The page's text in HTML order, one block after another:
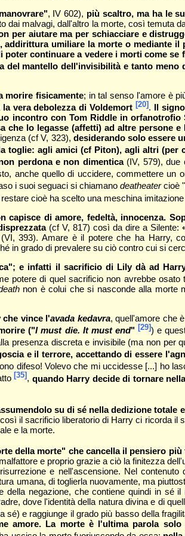
, IV 602), più scaltro, ma ha le
dai malvagi, dall'altro la morte, così temuta
per aiutare ma per schiacciare e
umiliare la morte o mediante il
continuare a vedere i morti come
del mantello dell'invisibilità e tanto
morire fisicamente; in tal senso l'amore è
vera debolezza di Voldemort [20] . Il
incontro con Tom Riddle in
che lo legasse (affetti) ad altre persone
(cf V, 323), desiderando solo essere
toglie: agli amici (cf Piton), agli altri (per
perdona e non dimentica(IV, 579), due
anche quello di uccidere, commettere un
i suoi seguaci si chiamanodeatheatercioè
cioè ha scelto una meschina
di amore, fedeltà, innocenza.
(cf V, 817) così da dire a Silente:
393). Amare è il potere che ha Harry,
in grado di prevalere su ciò contro cui si
e infatti il sacrificio di Lily dà ad
potere di quel sacrificio non avrebbe
non è colui che si nasconde alla morte
vince l'avada kedavra, quell'amore che
("I must die. It must end" [29]) e
presenza discreta e invisibile (ma non per
e il terrore, accettando di essere
difeso! Volevo che mi uccidesse [...] ho
[35] , quando Harry decide di tornare
su di sé nella dedizione
il sacrificio liberatorio di Harry ci ricorda
e la morte.
della morte" che cancella il pensiero
e proprio grazie a ciò la finitezza
e nell'ascensione. Nel
umana, di toglierla nuovamente, ma
negazione, che contiene quindi in sé
dove l'identità della natura divina e di
e raggiunge il grado più basso della
amore. La morte è l'ultima parola